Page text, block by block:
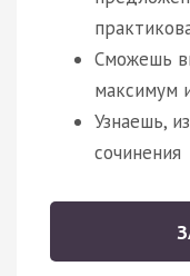
Сможешь
максимум
Узнаешь,
сочинения